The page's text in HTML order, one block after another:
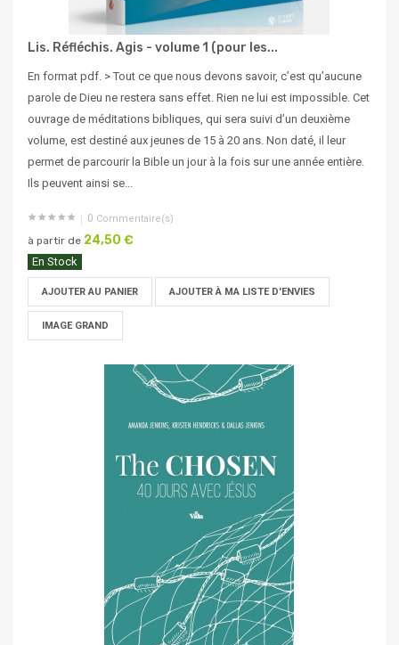
Lis. Réfléchis. Agis - volume 1 (pour les...
En format pdf. > Tout ce que nous devons savoir, c’est qu’aucune
parole de Dieu ne restera sans effet. Rien ne lui est impossible. Cet
ouvrage de méditations bibliques, qui sera suivi d’un deuxième
volume, est destiné aux jeunes de 15 à 20 ans. Non daté, il leur
permet de parcourir la Bible un jour à la fois sur une année entière.
Ils peuvent ainsi se...
0 Commentaire(s)
à partir de 24,50 €
En Stock
AJOUTER AU PANIER AJOUTER À MA LISTE D'ENVIES
IMAGE GRAND